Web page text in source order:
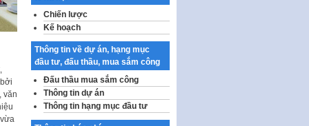
văn
lịch tư…
Sửa đổi, bổ sung một số nội
dung tại Nghị quyết số 30/NQ-
CP ngày 24 tháng 02…
Ban hành Chương trình hành
động của Chính phủ thực hiện
Nghị quyết số 02-NQ/TW ngày
17…
Chiến lược
Kế hoạch
Thông tin về dự án, hạng mục
đầu tư, đấu thầu, mua sắm công
Đấu thầu mua sắm công
Thông tin dự án
Thông tin hạng mục đầu tư